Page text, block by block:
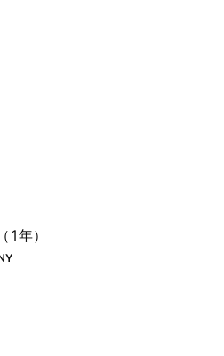
1年）